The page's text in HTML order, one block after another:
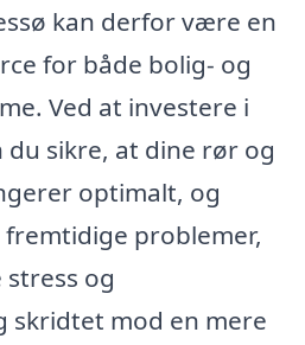
kan derfor være en
for både bolig- og
Ved at investere i
du sikre, at dine rør og
optimalt, og
problemer,
og
skridtet mod en mere